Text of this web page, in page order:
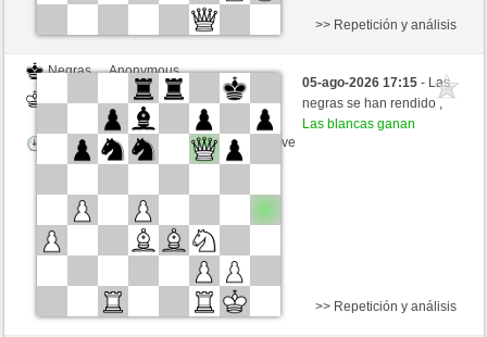
Negras
Anonymous
Hinkelstein (1309)
Tiempo: 5 minutes/side + 8 seconds/move
>> Repetición y análisis
05-ago-2026 17:15- Las
negras se han rendido ,
Las blancas ganan
>> Repetición y análisis